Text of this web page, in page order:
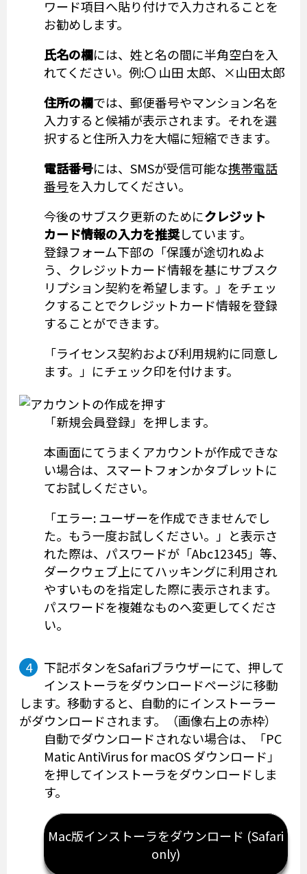
ワード項目へ貼り付けで入力されることを
お勧めします。
氏名の欄には、姓と名の間に半角空白を入
れてください。例:〇 山田 太郎、×山田太郎
住所の欄では、郵便番号やマンション名を
入力すると候補が表示されます。それを選
択すると住所入力を大幅に短縮できます。
電話番号には、SMSが受信可能な携帯電話
番号を入力してください。
今後のサブスク更新のためにクレジット
カード情報の入力を推奨しています。
登録フォーム下部の「保護が途切れぬよ
う、クレジットカード情報を基にサブスク
リプション契約を希望します。」をチェッ
クすることでクレジットカード情報を登録
することができます。
「ライセンス契約および利用規約に同意し
ます。」にチェック印を付けます。
「新規会員登録」を押します。
本画面にてうまくアカウントが作成できな
い場合は、スマートフォンかタブレットに
てお試しください。
「エラー: ユーザーを作成できませんでし
た。もう一度お試しください。」と表示さ
れた際は、パスワードが「Abc12345」等、
ダークウェブ上にてハッキングに利用され
やすいものを指定した際に表示されます。
パスワードを複雑なものへ変更してくださ
い。
下記ボタンをSafariブラウザーにて、押して
インストーラをダウンロードページに移動
します。移動すると、自動的にインストーラー
がダウンロードされます。（画像右上の赤枠）
自動でダウンロードされない場合は、「PC
Matic AntiVirus for macOS ダウンロード」
を押してインストーラをダウンロードしま
す。
Mac版インストーラをダウンロード (Safari
only)